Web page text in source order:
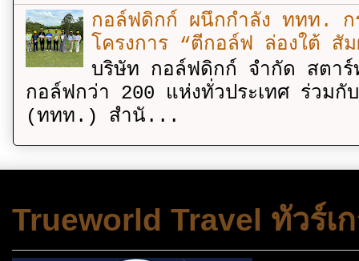
กอล์ฟดิกก์ ผนึกกำลัง ททท. ก
โครงการ “ตีกอล์ฟ ล่องใต้ สั
บริษัท กอล์ฟดิกก์ จำกัด สตาร์
กอล์ฟกว่า 200 แห่งทั่วประเทศ ร่วมกั
(ททท.) สำนั...
Trueworld Travel ทัวร์เ